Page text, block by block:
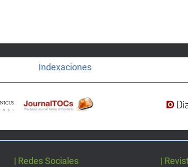
Indexaciones
| Redes Sociales |